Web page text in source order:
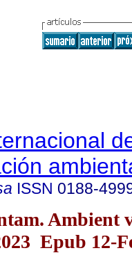
ISSN 0188-
Ambient
Epub 12-